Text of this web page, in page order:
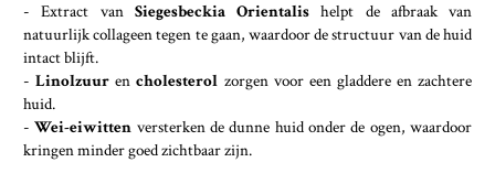
- Extract van Siegesbeckia Orientalishelpt de afbraak van
natuurlijk collageen tegen te gaan, waardoor de structuur van de huid
intact blijft.
-Linolzuurencholesterol zorgen voor een gladdere en zachtere
huid.
-Wei-eiwitten versterken de dunne huid onder de ogen, waardoor
kringen minder goed zichtbaar zijn.